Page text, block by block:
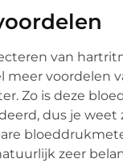
van
meer voordelen
Zo is deze
dus je weet
zeer